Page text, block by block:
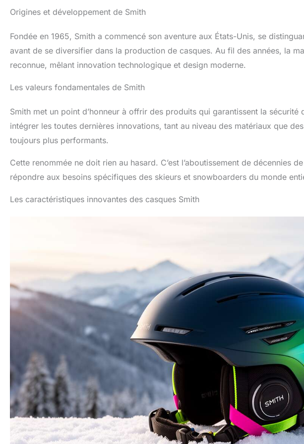
Origines et développement de Smith
Fondée en 1965, Smith a commencé son aventure aux États-Unis, se
avant de se diversifier dans la production de casques. Au fil des années, la
reconnue, mêlant innovation technologique et design moderne.
Les valeurs fondamentales de Smith
Smith met un point d’honneur à offrir des produits qui garantissent la sécurité
intégrer les toutes dernières innovations, tant au niveau des matériaux que
toujours plus performants.
Cette renommée ne doit rien au hasard. C’est l’aboutissement de décennies
répondre aux besoins spécifiques des skieurs et snowboarders du monde
Les caractéristiques innovantes des casques Smith